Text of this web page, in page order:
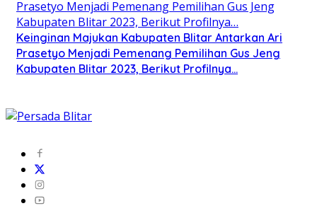
Keinginan Majukan Kabupaten Blitar Antarkan Ari
Prasetyo Menjadi Pemenang Pemilihan Gus Jeng
Kabupaten Blitar 2023, Berikut Profilnya…